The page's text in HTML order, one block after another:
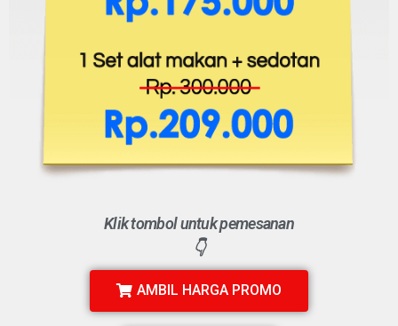
Klik tombol untuk pemesanan
👇
AMBIL HARGA PROMO